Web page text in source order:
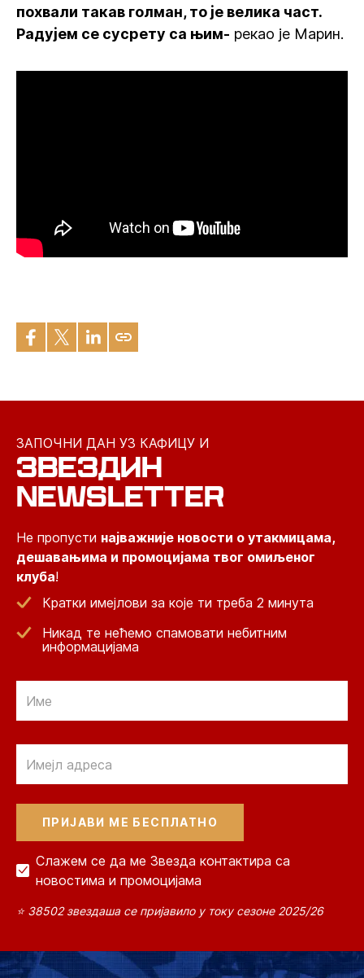
похвали такав голман, то је велика част.
Радујем се сусрету са њим- рекао је Марин.
ЗАПОЧНИ ДАН УЗ КАФИЦУ И
ЗВЕЗДИН
NEWSLETTER
Не пропусти најважније новости о утакмицама,
дешавањима и промоцијама твог омиљеног
клуба!
Кратки имејлови за које ти треба 2 минута
Никад те нећемо спамовати небитним
информацијама
Слажем се да ме Звезда контактира са
новостима и промоцијама
⭐ 38502 звездаша се пријавило у току сезоне 2025/26